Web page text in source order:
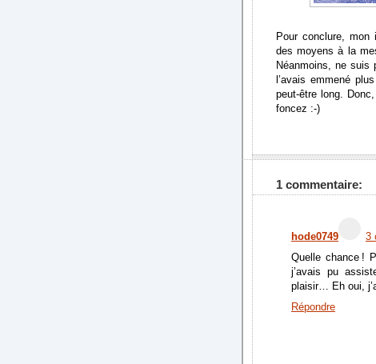
Pour conclure,
des moyens à la
Néanmoins, ne
l’avais emmené
peut-être long.
foncez :-)
1 commentaire:
hode0749
3
Quelle chance !
j’avais pu
plaisir… Eh oui,
Répondre